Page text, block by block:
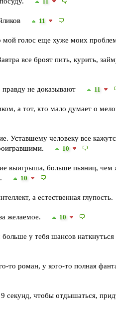
11
голос еще хуже моих
все броят пить, курить,
не доказывают 11
а тот, кто мало думает о
Уставшему человеку все
10
выигрыша, больше пьяниц, чем
10
а естественная глупость.
желаемое. 10
у тебя шансов наткнуться
то роман, у кого-то полная
секунд, чтобы отдышаться,